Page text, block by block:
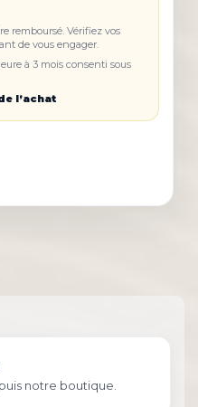
remboursé. Vérifiez vos
de vous engager.
à 3 mois consenti sous
l’achat
notre boutique.